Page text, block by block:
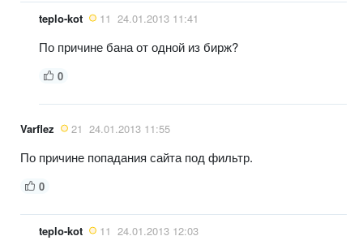
teplo-kot 11 24.01.2013 11:41
По причине бана от одной из бирж?
0
Varflez 21 24.01.2013 11:55
По причине попадания сайта под фильтр.
0
teplo-kot 11 24.01.2013 12:03